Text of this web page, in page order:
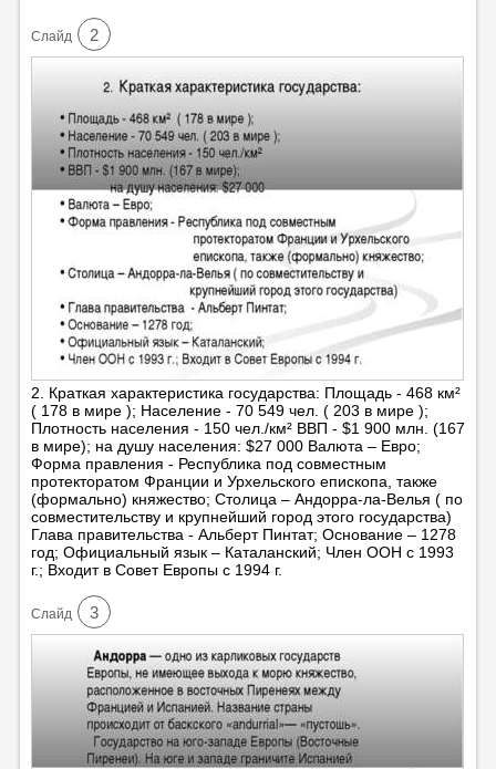
Cлайд 2
2. Краткая характеристика государства: Площадь - 468 км²
( 178 в мире ); Население - 70 549 чел. ( 203 в мире );
Плотность населения - 150 чел./км² ВВП - $1 900 млн. (167
в мире); на душу населения: $27 000 Валюта – Евро;
Форма правления - Республика под совместным
протекторатом Франции и Урхельского епископа, также
(формально) княжество; Столица – Андорра-ла-Велья ( по
совместительству и крупнейший город этого государства)
Глава правительства - Альберт Пинтат; Основание – 1278
год; Официальный язык – Каталанский; Член ООН с 1993
г.; Входит в Совет Европы с 1994 г.
Cлайд 3